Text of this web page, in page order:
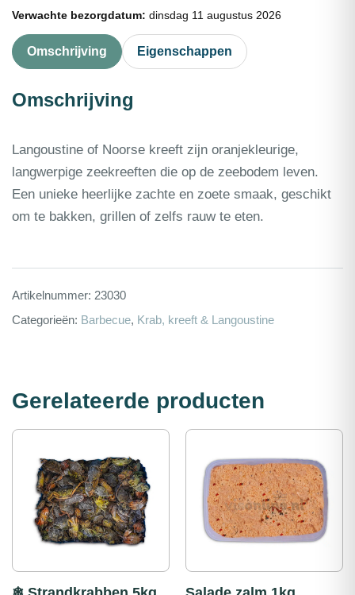
Verwachte bezorgdatum: dinsdag 11 augustus 2026
Omschrijving Eigenschappen
Omschrijving
Langoustine of Noorse kreeft zijn oranjekleurige,
langwerpige zeekreeften die op de zeebodem leven.
Een unieke heerlijke zachte en zoete smaak, geschikt
om te bakken, grillen of zelfs rauw te eten.
Artikelnummer: 23030
Categorieën: Barbecue, Krab, kreeft & Langoustine
Gerelateerde producten